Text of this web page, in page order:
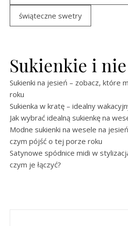
świąteczne swetry
Sukienkie i
Sukienki na jesień – zobacz, które
roku
Sukienka w kratę – idealny
Jak wybrać idealną sukienkę na
Modne sukienki na wesele na
czym pójść o tej porze roku
Satynowe spódnice midi w
czym je łączyć?